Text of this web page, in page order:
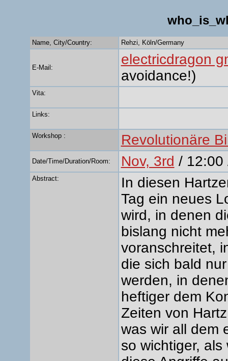
Name, City/Country: Rehzi, Köln/Germany
E-Mail:
electricdragon
avoidance!)
Vita:
Links:
Workshop : Revolutionäre
Date/Time/Duration/Room: Nov, 3rd / 12:00
Abstract:
In diesen
Tag ein neues
wird, in denen
bislang nicht
voranschreitet,
die sich bald
werden, in
heftiger dem
Zeiten von
was wir all dem
so wichtiger,